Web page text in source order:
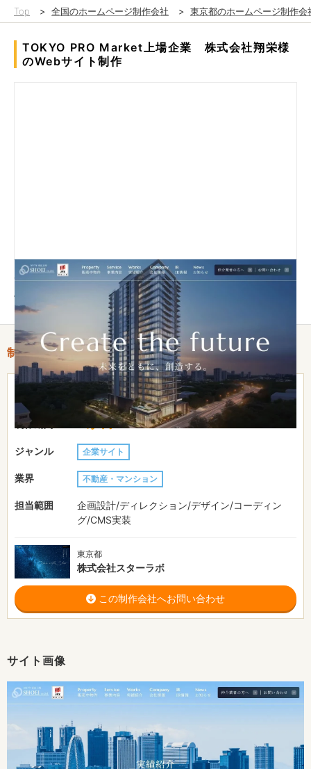
Top > 全国のホームページ制作会社 > 東京都のホームページ制作会
TOKYO PRO Market上場企業 株式会社翔栄様
のWebサイト制作
高級物件を扱う不動産業としてのデザイン設計と物件ページの利
便性向上を具現化致しました。
サイト画像
制作情報
101〜150万円
制作期間 3か月
ジャンル 企業サイト
業界 不動産・マンション
担当範囲
企画設計/ディレクション/デザイン/コーディン
グ/CMS実装
東京都
株式会社スターラボ
この制作会社へお問い合わせ